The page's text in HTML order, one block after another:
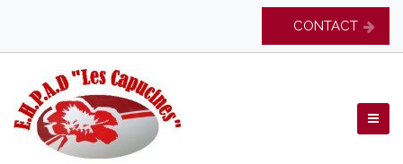
content
CONTACT